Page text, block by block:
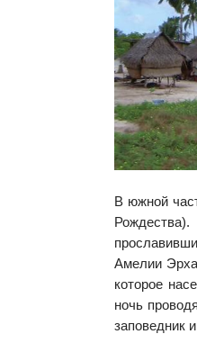
В южной
Амелии
которое
ночь
заповедник